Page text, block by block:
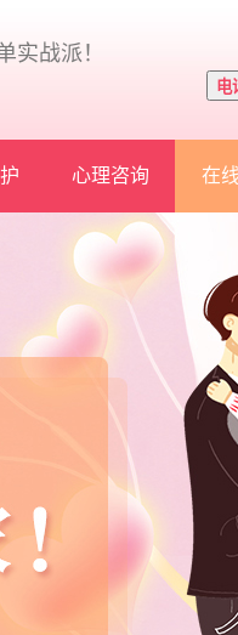
实战派！
电
心理咨询 在